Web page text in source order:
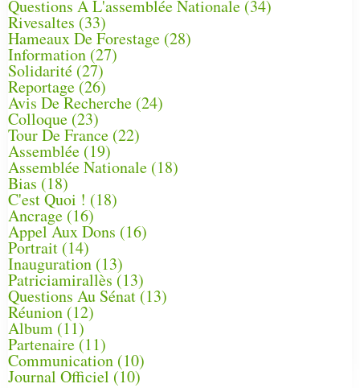
Questions À L'assemblée Nationale (34)
Rivesaltes (33)
Hameaux De Forestage (28)
Information (27)
Solidarité (27)
Reportage(26)
Avis De Recherche (24)
Colloque (23)
Tour De France (22)
Assemblée (19)
Assemblée Nationale (18)
Bias (18)
C'est Quoi ! (18)
Ancrage (16)
Appel Aux Dons (16)
Portrait (14)
Inauguration (13)
Patriciamirallès (13)
Questions Au Sénat(13)
Réunion (12)
Album (11)
Partenaire(11)
Communication (10)
Journal Officiel (10)